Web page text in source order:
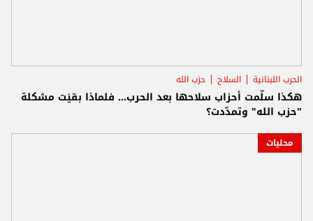
الحرب اللبنانية السلاح حزب الله
هكذا سلّمت أحزاب سلاحها بعد الحرب... فلماذا بقيَت مشكلة
"حزب الله" وتمدّدت؟
محليات